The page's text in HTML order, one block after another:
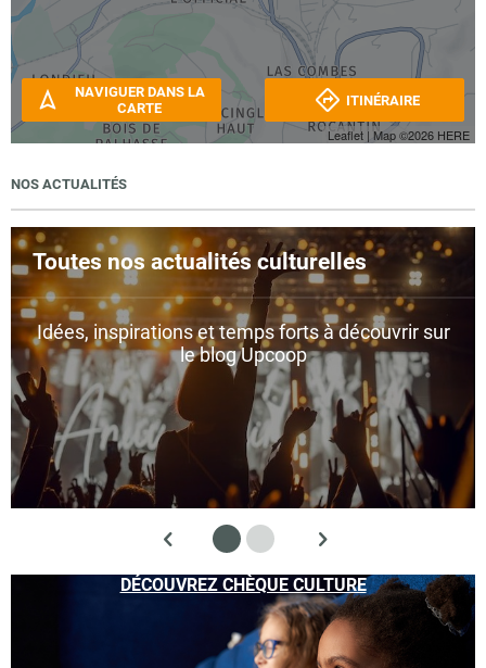
Leaflet | Map ©2026 HERE
NAVIGUER DANS LA
CARTE
ITINÉRAIRE
NOS ACTUALITÉS
Toutes nos actualités culturelles
Idées, inspirations et temps forts à découvrir sur
le blog Upcoop
DÉCOUVREZ CHÈQUE CULTURE